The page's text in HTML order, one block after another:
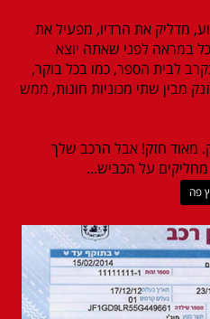
מדליק את הרדיו, מפעיל את
במראה לפני שאתה יוצא
לבית הספר, כמו בכל בוקר,
ילד קטן, בקושי בן 8, מזנק מבין שתי מכוניות חונות, ממש
מאוד חזק! אבל הרכב שלך
על הכביש...
פה